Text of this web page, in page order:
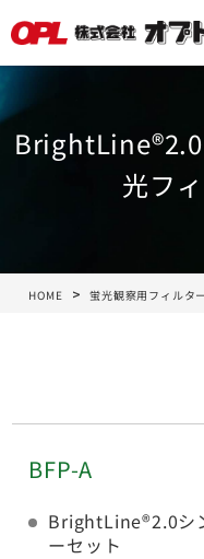
光フ
HOME 蛍光観察用フィルタ
BFP-A
BrightLine®2.0シ
ーセット